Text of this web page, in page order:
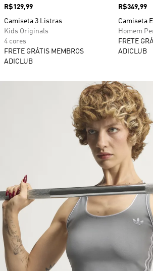
Preço
R$129,99
Camiseta 3 Listras
Kids Originals
4 cores
FRETE GRÁTIS MEMBROS
ADICLUB
Preço
R$349,99
Camiseta
Homem
FRETE
ADICLUB